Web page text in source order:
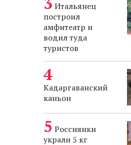
Итальянец
построил
амфитеатр и
водил туда
туристов
Кадаргаванский
каньон
Россиянки
украли 5 кг